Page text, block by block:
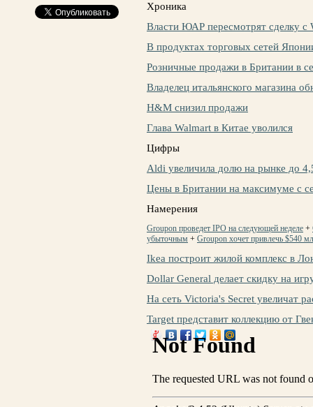
Хроника
Власти ЮАР пересмотрят сделку с
В продуктах торговых сетей
Розничные продажи в Британии в
Владелец итальянского магазина
H&M снизил продажи
Глава Walmart в Китае уволился
Цифры
Aldi увеличила долю на рынке до
Цены в Британии на максимуме с
Намерения
Groupon проведет IPO на следующей неделе +
убыточным + Groupon хочет привлечь $540
Ikea построит жилой комплекс в
Dollar General делает скидку на
На сеть Victoria's Secret увеличат
Target представит коллекцию от